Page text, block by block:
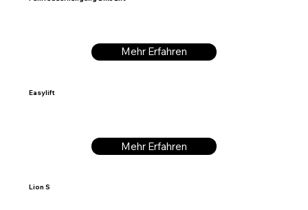
Mehr Erfahren
Easylift
Mehr Erfahren
Lion S